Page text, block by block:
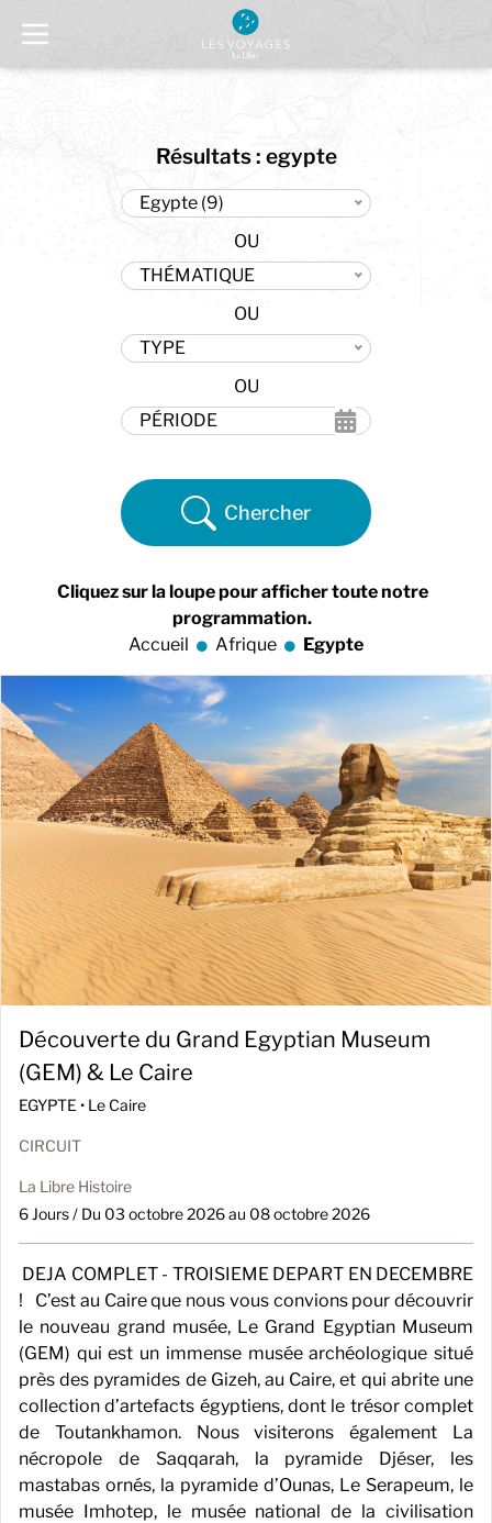
Résultats : egypte
Egypte (9)
THÉMATIQUE
TYPE
PÉRIODE
Chercher
Cliquez sur la loupe pour afficher toute notre
programmation.
Accueil
Afrique Egypte
Découverte du Grand Egyptian Museum
(GEM) & Le Caire
EGYPTE • Le Caire
CIRCUIT
La Libre Histoire
6 Jours / Du 03 octobre 2026 au 08 octobre 2026
DEJA COMPLET - TROISIEME DEPART EN DECEMBRE
! C’est au Caire que nous vous convions pour découvrir
le nouveau grand musée, Le Grand Egyptian Museum
(GEM) qui est un immense musée archéologique situé
près des pyramides de Gizeh, au Caire, et qui abrite une
collection d’artefacts égyptiens, dont le trésor complet
de Toutankhamon. Nous visiterons également La
nécropole de Saqqarah, la pyramide Djéser, les
mastabas ornés, la pyramide d’Ounas, Le Serapeum, le
musée Imhotep, le musée national de la civilisation